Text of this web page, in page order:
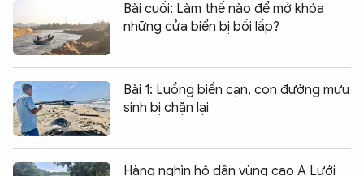
Bài cuối: Làm thế nào để mở khóa
những cửa biển bị bồi lấp?
Bài 1: Luồng biển cạn, con đường mưu
sinh bị chặn lại
Hàng nghìn hộ dân vùng cao A Lưới